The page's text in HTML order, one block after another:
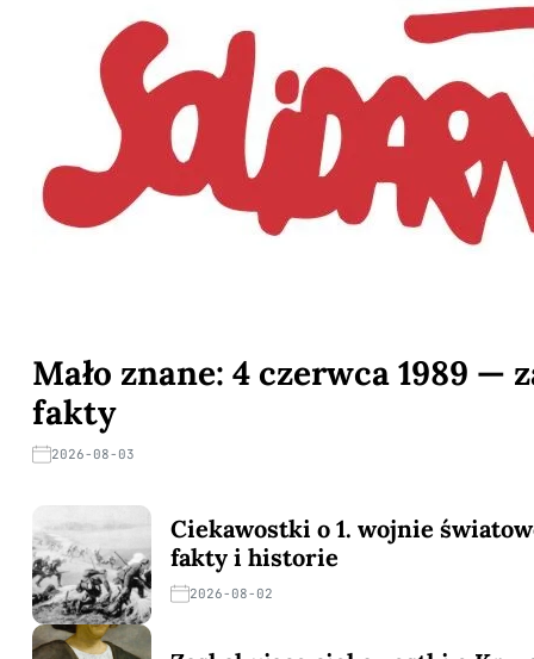
Mało znane: 4 czerwca 1989 —
fakty
2026-08-03
Ciekawostki o 1. wojnie
fakty i historie
2026-08-02